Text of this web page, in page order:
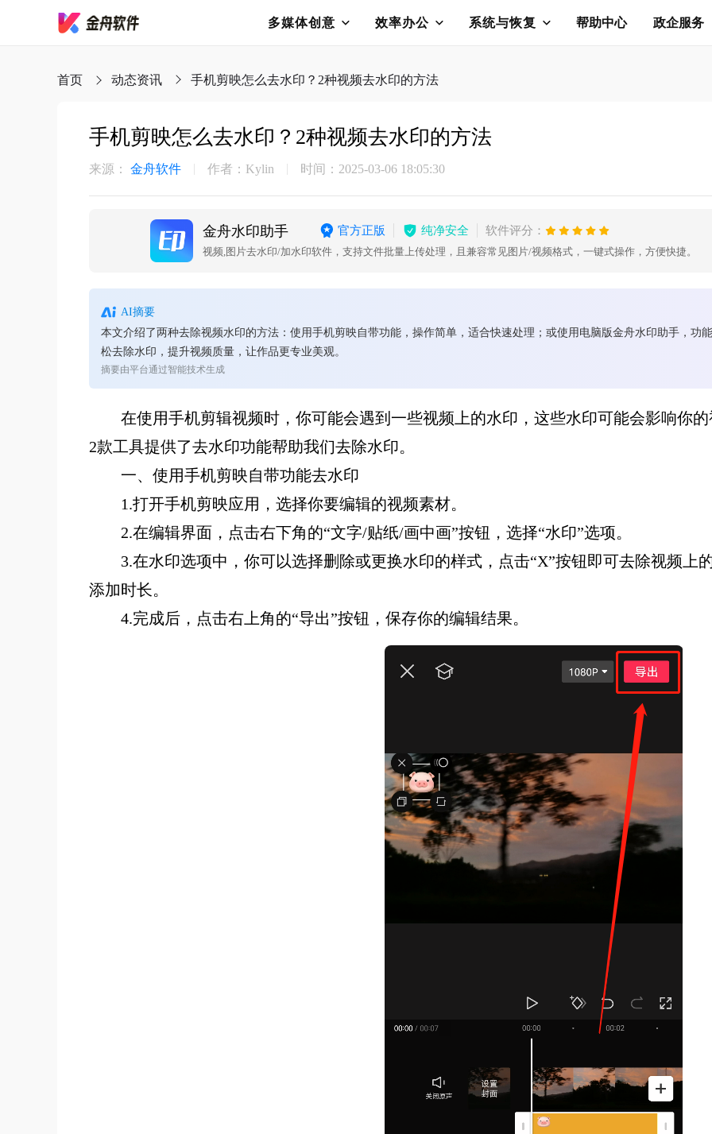
多媒体创意 效率办公 系统与恢复 帮助中心 政企服务
首页 动态资讯 手机剪映怎么去水印？2种视频去水印的方法
手机剪映怎么去水印？2种视频去水印的方法
来源： 金舟软件 作者：Kylin 时间：2025-03-06 18:05:30
金舟水印助手 官方正版 纯净安全 软件评分：
视频,图片去水印/加水印软件，支持文件批量上传处理，且兼容常见图片/视频格式，一键式操作，方便快捷。
AI摘要
本文介绍了两种去除视频水印的方法：使用手机剪映自带功能，操作简单，适合快速处理；或使用电脑版金舟水印助手，功
松去除水印，提升视频质量，让作品更专业美观。
摘要由平台通过智能技术生成
在使用手机剪辑视频时，你可能会遇到一些视频上的水印，这些水印可能会影响你
2款工具提供了去水印功能帮助我们去除水印。
一、使用手机剪映自带功能去水印
1.打开手机剪映应用，选择你要编辑的视频素材。
2.在编辑界面，点击右下角的“文字/贴纸/画中画”按钮，选择“水印”选项。
3.在水印选项中，你可以选择删除或更换水印的样式，点击“X”按钮即可去除视频上
添加时长。
4.完成后，点击右上角的“导出”按钮，保存你的编辑结果。